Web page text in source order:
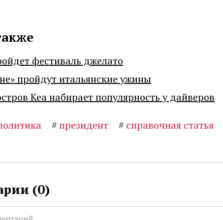
фестиваль джелато
пройдут итальянские ужины
Кеа набирает популярность у дайверов
#президент # справочная статья
(0)